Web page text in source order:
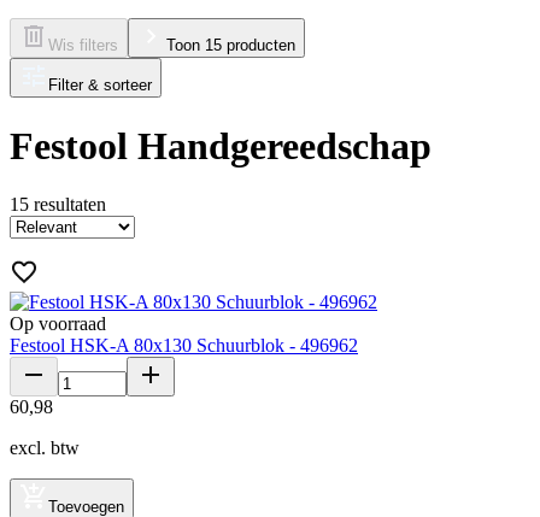
Wis filters Toon 15 producten
Filter & sorteer
Festool Handgereedschap
15 resultaten
Op voorraad
Festool HSK-A 80x130 Schuurblok - 496962
60,98
excl. btw
Toevoegen